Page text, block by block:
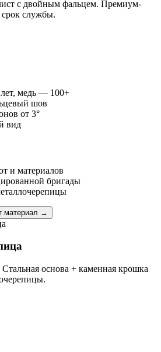
с двойным фальцем. Премиум-
службы.
медь — 100+
шов
от 3°
вид
и материалов
бригады
материал →
основа + каменная крошка